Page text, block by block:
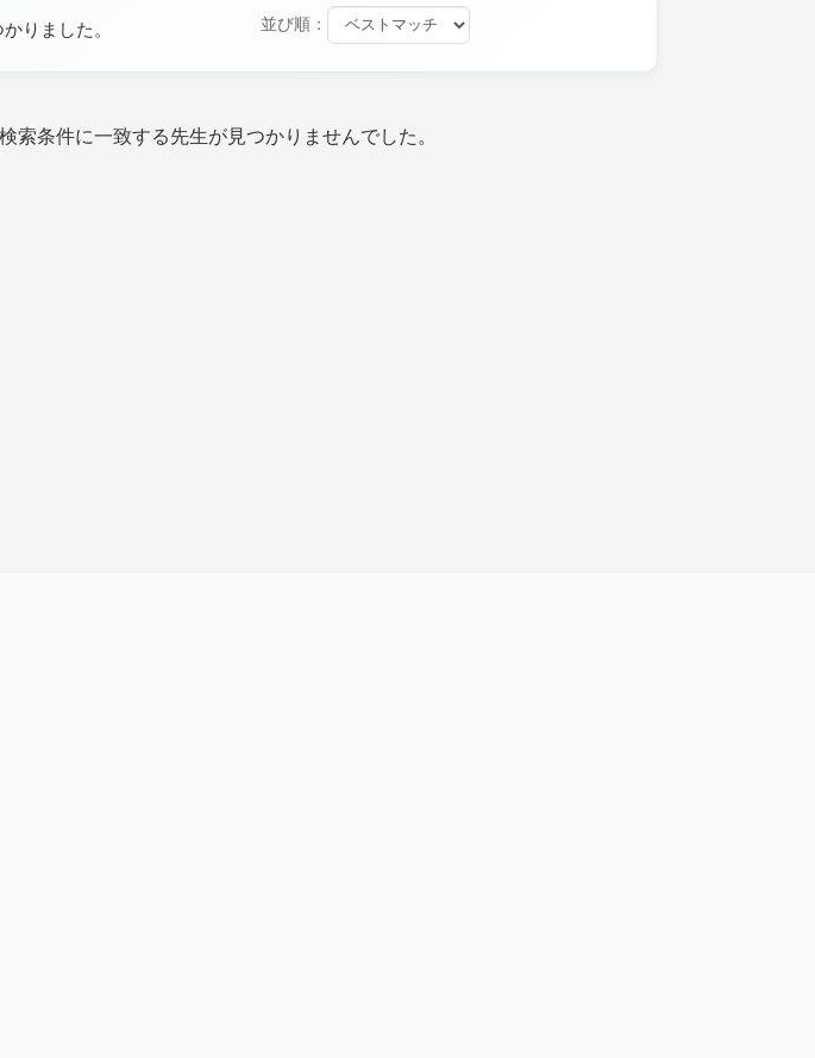
りました。 並び順：
検索条件に一致する先生が見つかりませんでした。